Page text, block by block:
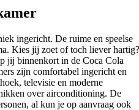
ingericht. De ruime en speelse
Kies jij zoet of toch liever hartig?
jij binnenkort in de Coca Cola
zijn comfortabel ingericht en
televisie en moderne
over airconditioning. De
al kun je op aanvraag ook